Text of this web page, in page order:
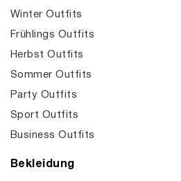
Winter Outfits
Frühlings Outfits
Herbst Outfits
Sommer Outfits
Party Outfits
Sport Outfits
Business Outfits
Bekleidung